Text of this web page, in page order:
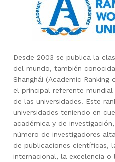
Desde 2003 se publica la
del mundo, también
Shanghái (Academic Ranking
el principal referente
de las universidades. Este
universidades teniendo en
académica y de
número de investigadores
de publicaciones científicas,
internacional, la excelencia o